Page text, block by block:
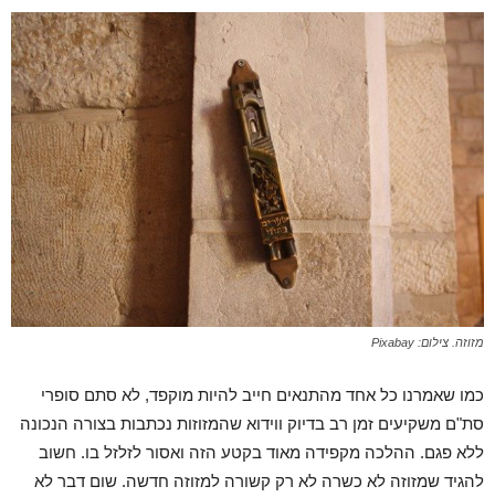
מזוזה. צילום: Pixabay
כמו שאמרנו כל אחד מהתנאים חייב להיות מוקפד, לא סתם סופרי
סת"ם משקיעים זמן רב בדיוק ווידוא שהמזוזות נכתבות בצורה הנכונה
ללא פגם. ההלכה מקפידה מאוד בקטע הזה ואסור לזלזל בו. חשוב
להגיד שמזוזה לא כשרה לא רק קשורה למזוזה חדשה. שום דבר לא